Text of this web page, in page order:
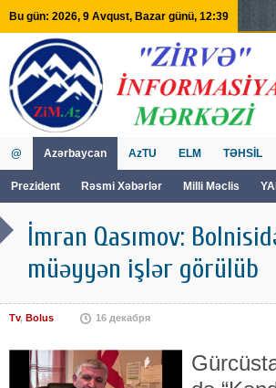
Bu gün: 2026, 9 Avqust, Bazar günü, 12:39
@ Azərbaycan
Prezident Rəsmi Xəbərlər Milli Məclis
GVİİM
AzTU ELM TƏHSİL
İmran Qasımov:
müəyyən işlər görülüb
Tv, Bolus 16 декабря